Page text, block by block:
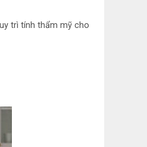
trì tính thẩm mỹ cho